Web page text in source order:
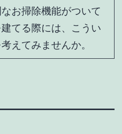
お掃除機能がついて
建てる際には、こうい
えてみませんか。